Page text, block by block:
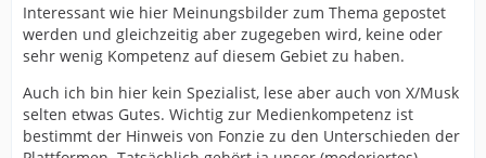
Interessant wie hier Meinungsbilder zum Thema gepostet
werden und gleichzeitig aber zugegeben wird, keine oder
sehr wenig Kompetenz auf diesem Gebiet zu haben.
Auch ich bin hier kein Spezialist, lese aber auch von X/Musk
selten etwas Gutes. Wichtig zur Medienkompetenz ist
bestimmt der Hinweis von Fonzie zu den Unterschieden der